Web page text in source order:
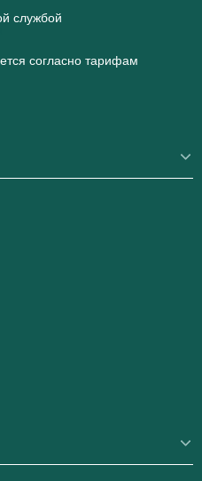
службой
согласно тарифам